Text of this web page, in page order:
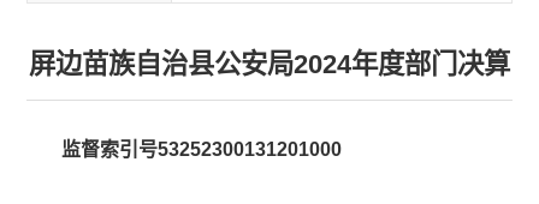
屏边苗族自治县公安局2024年度部门决算
监督索引号53252300131201000